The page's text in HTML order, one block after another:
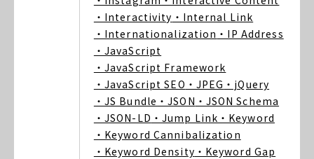
・Interactivity ・Internal Link
・Internationalization ・IP Address
・JavaScript
・JavaScript Framework
・JavaScript SEO ・JPEG ・jQuery
・JS Bundle ・JSON ・JSON Schema
・JSON-LD ・Jump Link ・Keyword
・Keyword Cannibalization
・Keyword Density ・Keyword Gap